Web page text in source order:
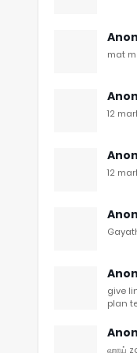
mat
12
12
give
plan
ஹாய்